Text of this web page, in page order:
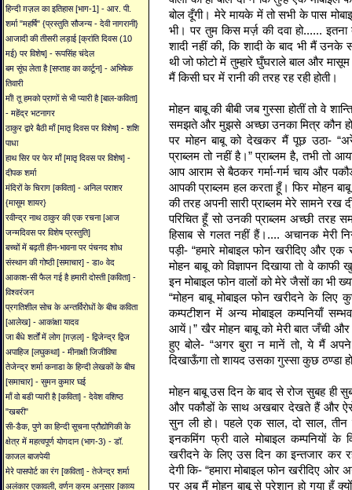
हिन्दी ग़ज़ल का इतिहास [भाग-1] - आर. पी.
शर्मा "महर्षि" {प्रस्तुति सौजन्य - देवी नागरानी}
आजादी की तीसरी लड़ाई [क्रांति दिवस (10
मई) पर विशेष] - रूपसिंह चंदेल
बम सूंघ लेता है [सप्ताह का कार्टून] - अभिषेक
तिवारी
माँ! तू हमको प्राणों से भी प्यारी है [बाल-कविता]
- महेंद्र भटनागर
ठाकुर द्वारे बैठी माँ [मातृ दिवस पर विशेष] - शशि
पाधा
हाथ सिर पर फेर माँ [मातृ दिवस पर विशेष] -
दीपक शर्मा
मंदिरों के चिराग [कविता] - अनिल पराशर
{मासूम शायर}
रवीन्द्र नाथ ठाकुर की एक रचना [आज
जन्मदिवस पर विशेष प्रस्तुति]
बच्चों में बढ़ती हीन-भावना पर पंचनद शोध
संस्थान की गोष्ठी [समाचार] - डा० वेद
आकाश-सी फैल गई है हमारी दोस्ती [कविता] -
विश्वरंजन
प्रगतिशील सोच के अन्तर्विरोधों के बीच कविता
[आलेख] - आकांक्षा यादव
जा बँधे शर्तों में लोग [ग़ज़ल] - द्विजेन्द्र द्विज
अपाहिज [लघुकथा] - मीनाक्षी जिजीविषा
तेजेन्द्र शर्मा कनाडा के हिन्दी लेखकों के बीच
[समाचार] - सुमन कुमार घई
माँ वो बडी प्यारी है [कविता] - देवेश वशिष्ठ
"खबरी"
सी-डैक, पुणे का हिन्दी सूचना प्रौद्योगिकी के
क्षेत्र में महत्वपूर्ण योगदान (भाग-3) - डॉ.
काजल बाजपेयी
मेरे पासपोर्ट का रंग [कविता] - तेजेन्द्र शर्मा
अलंकार एकावली, वर्णन क्रम अनुसार [काव्य
बोल दूँगी। मेरे मायके में तो सभी के पास
भी। पर तुम किस मर्ज़ की दवा हो......
शादी नहीं की, कि शादी के बाद भी मैं उनके
थी जो फोटो में तुम्हारे घुँघराले बाल और
मैं किसी घर में रानी की तरह रह रही होती।
मोहन बाबू की बीबी जब गुस्सा होतीं तो वे
समझते और मुझसे अच्छा उनका मित्र कौन
पर मोहन बाबू को देखकर मैं पूछ उठा-
प्राब्लम तो नहीं है।” प्राब्लम है, तभी तो
आप आराम से बैठकर गर्मा-गर्म चाय और
आपकी प्राब्लम हल करता हूँ। फिर मोहन
की तरह अपनी सारी प्राब्लम मेरे सामने रख
परिचित हूँ सो उनकी प्राब्लम अच्छी तरह
हिसाब से गलत नहीं हैं।.... अचानक मेरी
पड़ी- “हमारे मोबाइल फोन खरीदिए और
मोहन बाबू को विज्ञापन दिखाया तो वे
इन मोबाइल फोन वालों को मेरे जैसों का भी
“मोहन बाबू मोबाइल फोन खरीदने के लिए
कम्पटीशन में अन्य मोबाइल कम्पनियाँ
आयें।” खैर मोहन बाबू को मेरी बात जँची और
हुए बोले- “अगर बुरा न मानें तो, ये मैं
दिखाऊँगा तो शायद उसका गुस्सा कुछ ठण्डा
मोहन बाबू उस दिन के बाद से रोज सुबह ही
और पकौडों के साथ अखबार देखते हैं और
सुन ली हो। पहले एक साल, दो साल,
इनकमिंग फ्री वाले मोबाइल कम्पनियों के
खरीदने के लिए उस दिन का इन्तजार कर
देगी कि- “हमारा मोबाइल फोन खरीदिए ओर
पर अब मैं मोहन बाबू से परेशान हो गया हूँ